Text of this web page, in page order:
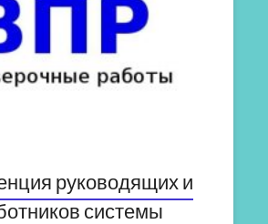
руководящих и
системы